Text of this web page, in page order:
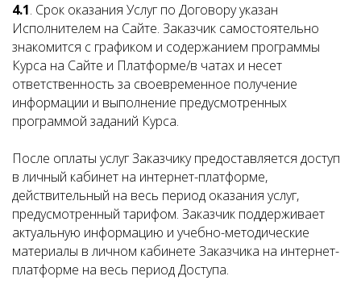
4.1. Срок оказания Услуг по Договору указан
Исполнителем на Сайте. Заказчик самостоятельно
знакомится с графиком и содержанием программы
Курса на Сайте и Платформе/в чатах и несет
ответственность за своевременное получение
информации и выполнение предусмотренных
программой заданий Курса.
После оплаты услуг Заказчику предоставляется доступ
в личный кабинет на интернет-платформе,
действительный на весь период оказания услуг,
предусмотренный тарифом. Заказчик поддерживает
актуальную информацию и учебно-методические
материалы в личном кабинете Заказчика на интернет-
платформе на весь период Доступа.